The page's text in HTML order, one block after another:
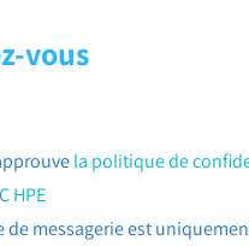
vous
la politique de
HPE
de messagerie est